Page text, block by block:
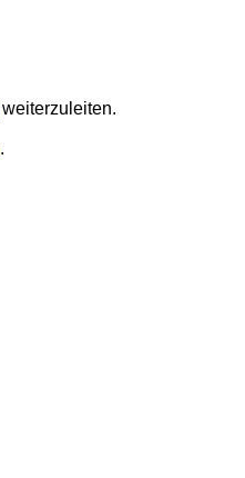
weiterzuleiten.
.